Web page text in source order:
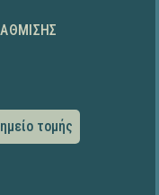
τομής